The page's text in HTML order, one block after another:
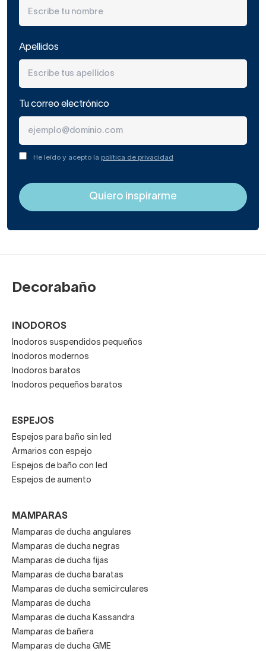
Apellidos
Tu correo electrónico
He leído y acepto la política de privacidad
Decorabaño
INODOROS
Inodoros suspendidos pequeños
Inodoros modernos
Inodoros baratos
Inodoros pequeños baratos
ESPEJOS
Espejos para baño sin led
Armarios con espejo
Espejos de baño con led
Espejos de aumento
MAMPARAS
Mamparas de ducha angulares
Mamparas de ducha negras
Mamparas de ducha fijas
Mamparas de ducha baratas
Mamparas de ducha semicirculares
Mamparas de ducha
Mamparas de ducha Kassandra
Mamparas de bañera
Mamparas de ducha GME